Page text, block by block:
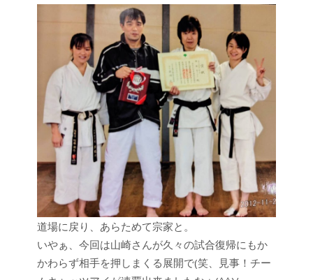
道場に戻り、あらためて宗家と。
いやぁ、今回は山崎さんが久々の試合復帰にもか
かわらず相手を押しまくる展開で(笑、見事！チー